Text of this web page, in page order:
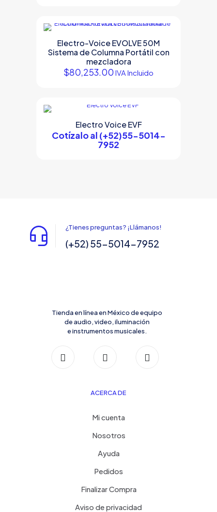
Electro-Voice EVOLVE 50M
Sistema de Columna Portátil con
mezcladora
$80,253.00 IVA Incluido
Electro Voice EVF
Cotízalo al (+52)55-5014-
7952
¿Tienes preguntas? ¡Llámanos!
(+52) 55-5014-7952
Tienda en línea en México de equipo
de audio, video, iluminación
e instrumentos musicales.
ACERCA DE
Mi cuenta
Nosotros
Ayuda
Pedidos
Finalizar Compra
Aviso de privacidad